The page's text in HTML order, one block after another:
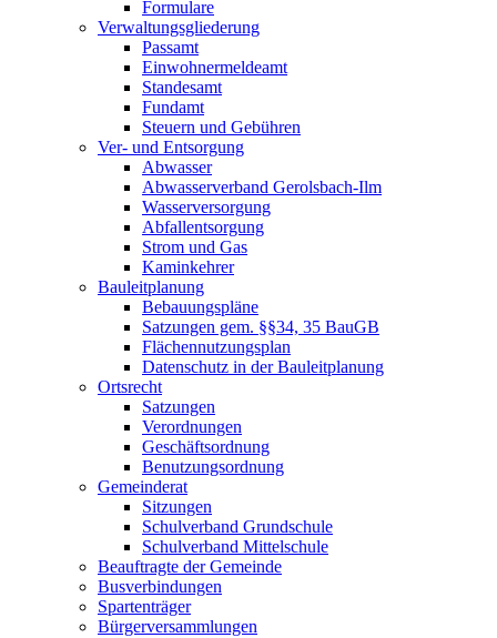
Formulare
Verwaltungsgliederung
Passamt
Einwohnermeldeamt
Standesamt
Fundamt
Steuern und Gebühren
Ver- und Entsorgung
Abwasser
Abwasserverband Gerolsbach-Ilm
Wasserversorgung
Abfallentsorgung
Strom und Gas
Kaminkehrer
Bauleitplanung
Bebauungspläne
Satzungen gem. §§34, 35 BauGB
Flächennutzungsplan
Datenschutz in der Bauleitplanung
Ortsrecht
Satzungen
Verordnungen
Geschäftsordnung
Benutzungsordnung
Gemeinderat
Sitzungen
Schulverband Grundschule
Schulverband Mittelschule
Beauftragte der Gemeinde
Busverbindungen
Spartenträger
Bürgerversammlungen